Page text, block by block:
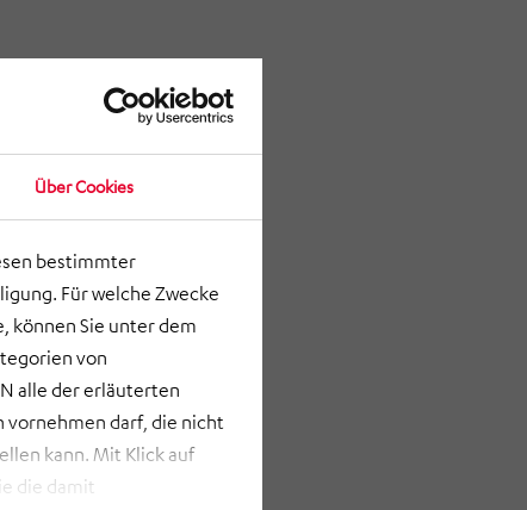
Über Cookies
bestimmter
Für welche Zwecke
können Sie unter dem
von
alle der erläuterten
vornehmen darf, die nicht
kann. Mit Klick auf
die damit